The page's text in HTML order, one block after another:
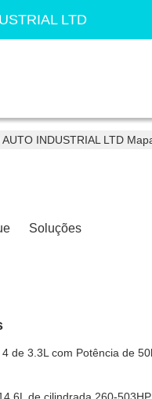
LTD
INDUSTRIAL LTD
Soluções
de 3.3L com Potência de